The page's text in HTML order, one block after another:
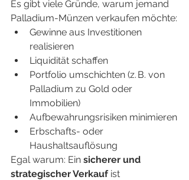
Es gibt viele Gründe, warum jemand
Palladium-Münzen verkaufen möchte:
Gewinne aus Investitionen
realisieren
Liquidität schaffen
Portfolio umschichten (z. B. von
Palladium zu Gold oder
Immobilien)
Aufbewahrungsrisiken minimieren
Erbschafts- oder
Haushaltsauflösung
Egal warum: Ein sicherer und
strategischer Verkauf ist